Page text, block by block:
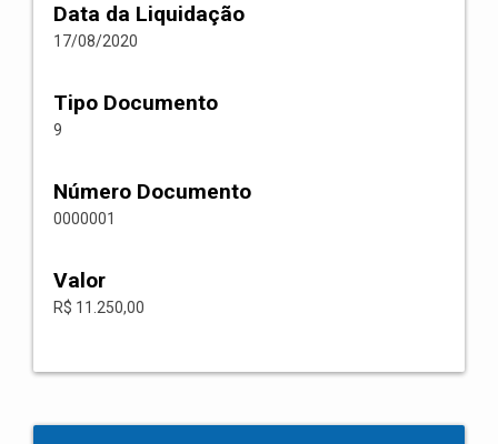
Data da Liquidação
17/08/2020
Tipo Documento
9
Número Documento
0000001
Valor
R$ 11.250,00